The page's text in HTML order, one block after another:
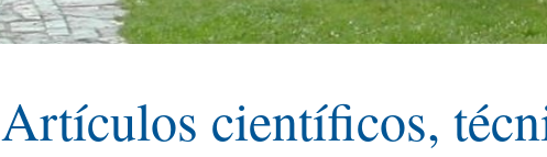
Artículos científicos,